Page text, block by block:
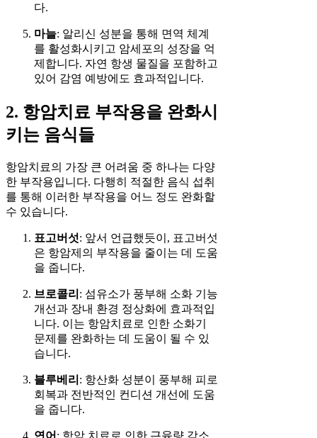
다.
마늘: 알리신 성분을 통해 면역 체계
를 활성화시키고 암세포의 성장을 억
제합니다. 자연 항생 물질을 포함하고
있어 감염 예방에도 효과적입니다.
2. 항암치료 부작용을 완화시
키는 음식들
항암치료의 가장 큰 어려움 중 하나는 다양
한 부작용입니다. 다행히 적절한 음식 섭취
를 통해 이러한 부작용을 어느 정도 완화할
수 있습니다.
표고버섯: 앞서 언급했듯이, 표고버섯
은 항암제의 부작용을 줄이는 데 도움
을 줍니다.
브로콜리 : 섬유소가 풍부해 소화 기능
개선과 장내 환경 정상화에 효과적입
니다. 이는 항암치료로 인한 소화기
문제를 완화하는 데 도움이 될 수 있
습니다.
블루베리 : 항산화 성분이 풍부해 피로
회복과 전반적인 컨디션 개선에 도움
을 줍니다.
연어 : 항암 치료로 인한 근육량 감소